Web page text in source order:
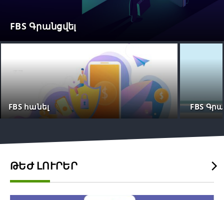
FBS Գրանցվել
FBS հանել FBS
ԹԵԺ ԼՈՒՐԵՐ